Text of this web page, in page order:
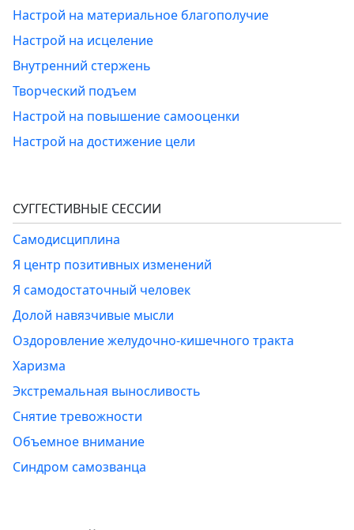
Настрой на материальное благополучие
Настрой на исцеление
Внутренний стержень
Творческий подъем
Настрой на повышение самооценки
Настрой на достижение цели
СУГГЕСТИВНЫЕ СЕССИИ
Самодисциплина
Я центр позитивных изменений
Я самодостаточный человек
Долой навязчивые мысли
Оздоровление желудочно-кишечного тракта
Харизма
Экстремальная выносливость
Снятие тревожности
Объемное внимание
Синдром самозванца